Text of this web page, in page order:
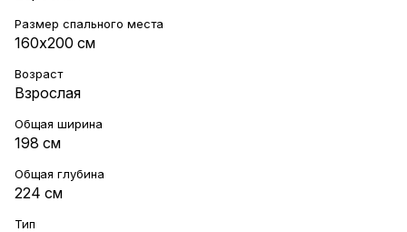
Размер спального места
160х200 см
Возраст
Взрослая
Общая ширина
198 см
Общая глубина
224 см
Тип